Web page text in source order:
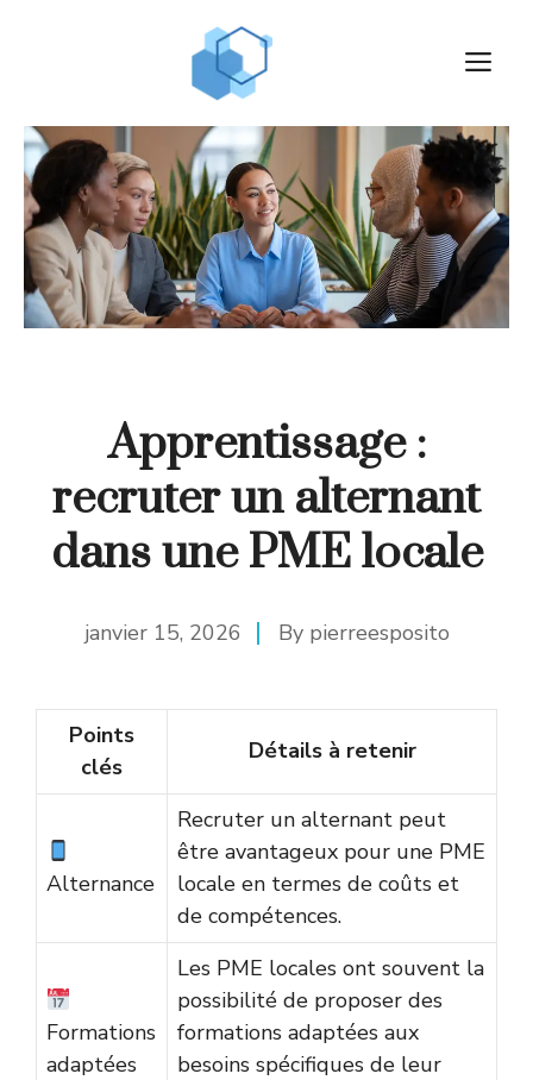
Apprentissage :
recruter un alternant
dans une PME locale
janvier 15, 2026 By pierreesposito
Points
clés
Détails à retenir
Alternance
Recruter un alternant peut
être avantageux pour une PME
locale en termes de coûts et
de compétences.
Formations
adaptées
Les PME locales ont souvent la
possibilité de proposer des
formations adaptées aux
besoins spécifiques de leur